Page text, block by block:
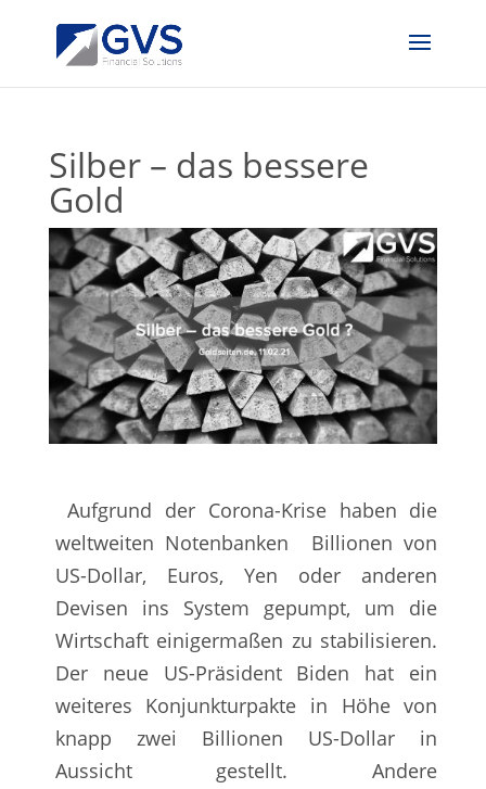
Silber – das bessere
Gold
Aufgrund der Corona-Krise haben die
weltweiten Notenbanken Billionen von
US-Dollar, Euros, Yen oder anderen
Devisen ins System gepumpt, um die
Wirtschaft einigermaßen zu stabilisieren.
Der neue US-Präsident Biden hat ein
weiteres Konjunkturpakte in Höhe von
knapp zwei Billionen US-Dollar in
Aussicht gestellt. Andere